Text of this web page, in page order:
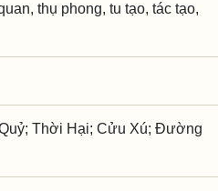
thụ phong, tu tạo, tác tạo,
Thời Hại; Cửu Xú; Đường